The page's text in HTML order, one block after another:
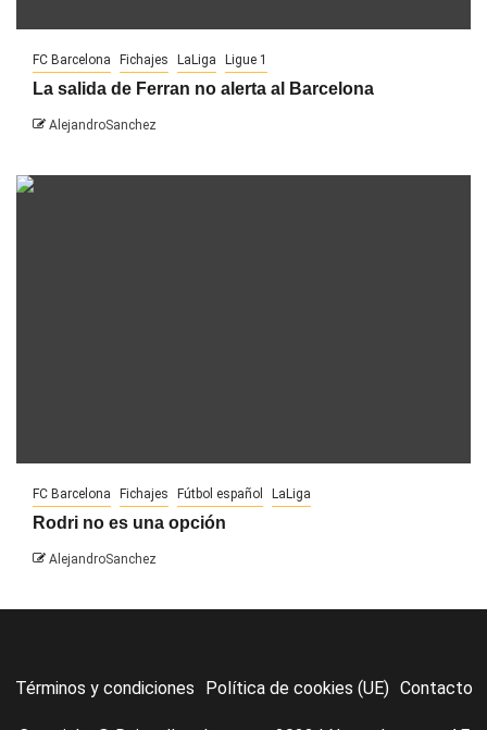
FC Barcelona Fichajes LaLiga Ligue 1
La salida de Ferran no alerta al Barcelona
AlejandroSanchez
FC Barcelona Fichajes Fútbol español LaLiga
Rodri no es una opción
AlejandroSanchez
Términos y condiciones Política de cookies (UE) Contacto